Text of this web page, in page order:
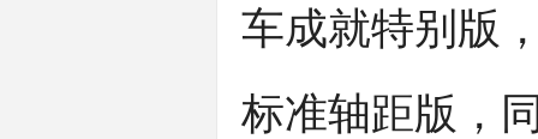
车成就特别版
标准轴距版，